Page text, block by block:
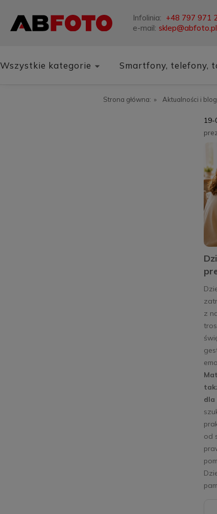
Infolinia: +48 797 971
e-mail: sklep@abfoto.pl
Wszystkie kategorie Smartfony, telefony,
Strona główna: » Aktualności i
19-
z
dla
od